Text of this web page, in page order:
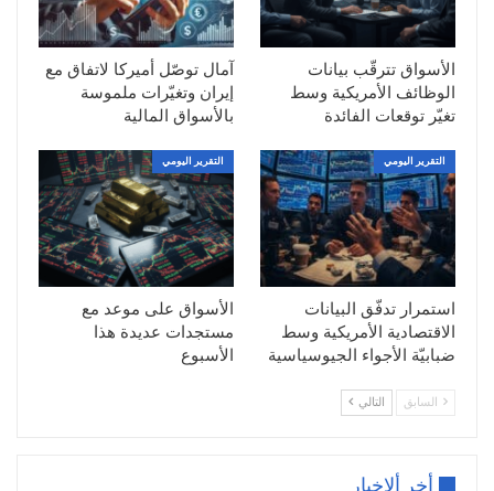
وكان مؤشرا الطاقة وخدمات الاتصالات من بين أفضل
مؤشرات القطاعات أداء على المؤشر ستاندرد اند بورز
500.
وبحسب البيانات الأولية، ارتفع المؤشر ستاندرد اند بورز
500 71.20 نقطة، أو 1.95 بالمئة، ليغلق عند 3718.49
نقطة، في حين صعد مؤشر ناسداك المجمع 218.56
نقطة، أو 2.02 بالمئة، إلى 11048.06 نقطة. وزاد
المؤشر داو جونز الصناعي 551.15 نقطة، أو 1.89
بالمئة، إلى 29686.14 نقطة.
الأسواق تترقّب بيانات
الوظائف الأمريكية وسط
تغيّر توقعات الفائدة
آمال توصّل أميركا لاتفاق مع
إيران وتغيّرات ملموسة
بالأسواق المالية
التقرير اليومي
استمرار تدفّق البيانات
الاقتصادية الأمريكية وسط
ضبابيّة الأجواء الجيوسياسية
التقرير اليومي
الأسواق على موعد مع
مستجدات عديدة هذا
الأسبوع
السابق التالي
أخر ألاخبار